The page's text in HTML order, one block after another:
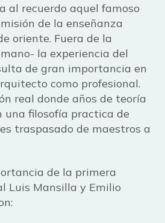
al recuerdo aquel famoso
de la enseñanza
oriente. Fuera de la
la experiencia del
de gran importancia en
como profesional.
real donde años de teoría
una filosofía practica de
traspasado de maestros a
de la primera
Luis Mansilla y Emilio